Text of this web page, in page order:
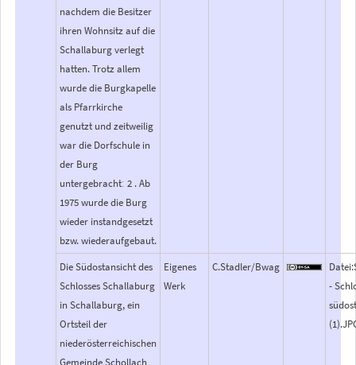
nachdem die Besitzer
ihren Wohnsitz auf die
Schallaburg verlegt
hatten. Trotz allem
wurde die Burgkapelle
als Pfarrkirche
genutzt und zeitweilig
war die Dorfschule in
der Burg
untergebrachtː 2 . Ab
1975 wurde die Burg
wieder instandgesetzt
bzw. wiederaufgebaut.
Die Südostansicht des
Schlosses Schallaburg
in Schallaburg, ein
Ortsteil der
niederösterreichischen
Gemeinde Schollach
Eigenes
Werk
C.Stadler/Bwag
-